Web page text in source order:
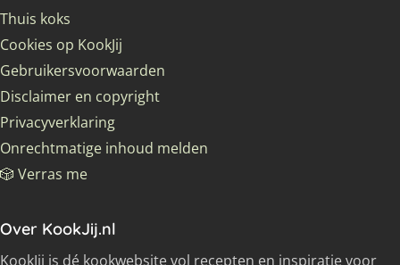
Thuis koks
Cookies op KookJij
Gebruikersvoorwaarden
Disclaimer en copyright
Privacyverklaring
Onrechtmatige inhoud melden
🎲 Verras me
Over KookJij.nl
KookJij is dé kookwebsite vol recepten en inspiratie voor